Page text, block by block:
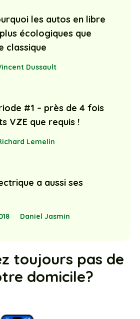
les autos en libre
écologiques que
classique
Dussault
#1 – près de 4 fois
VZE que requis !
Lemelin
a aussi ses
Daniel Jasmin
toujours pas de
domicile?